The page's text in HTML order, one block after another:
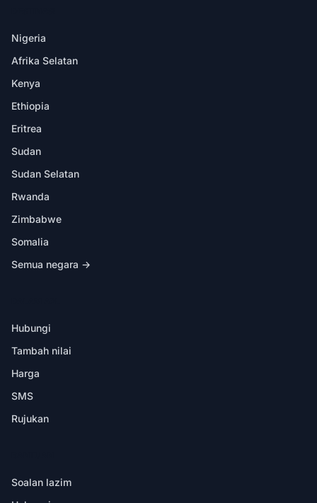
Nigeria
Afrika Selatan
Kenya
Ethiopia
Eritrea
Sudan
Sudan Selatan
Rwanda
Zimbabwe
Somalia
Semua negara →
Hubungi
Tambah nilai
Harga
SMS
Rujukan
Soalan lazim